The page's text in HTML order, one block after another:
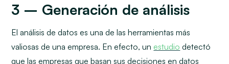
3 – Generación de análisis
El análisis de datos es una de las herramientas más
valiosas de una empresa. En efecto, un estudio detectó
que las empresas que basan sus decisiones en datos